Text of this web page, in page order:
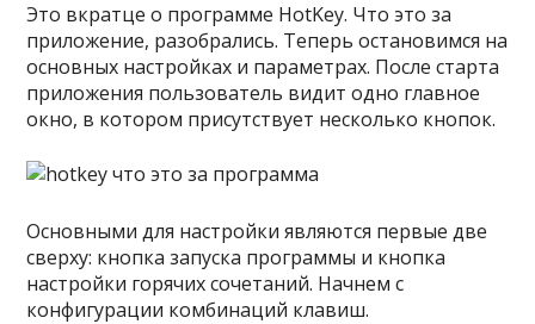
Это вкратце о программе HotKey. Что это за
приложение, разобрались. Теперь остановимся на
основных настройках и параметрах. После старта
приложения пользователь видит одно главное
окно, в котором присутствует несколько кнопок.
Основными для настройки являются первые две
сверху: кнопка запуска программы и кнопка
настройки горячих сочетаний. Начнем с
конфигурации комбинаций клавиш.